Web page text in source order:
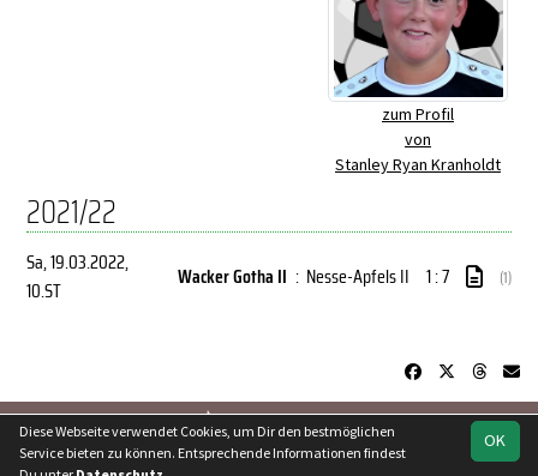
zum Profil
von
Stanley Ryan Kranholdt
2021/22
Sa, 19.03.2022,
10.ST
Wacker Gotha II : Nesse-Apfels II 1 : 7 (1)
soccero.de
OK
Diese Webseite verwendet Cookies, um Dir den bestmöglichen
Service bieten zu können. Entsprechende Informationen findest